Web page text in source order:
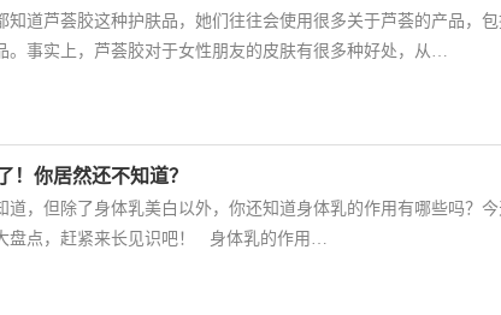
知道芦荟胶这种护肤品，她们往往会使用很多关于芦荟的产品，
。事实上，芦荟胶对于女性朋友的皮肤有很多种好处，从…
！你居然还不知道？
道，但除了身体乳美白以外，你还知道身体乳的作用有哪些吗？
盘点，赶紧来长见识吧！ 身体乳的作用…